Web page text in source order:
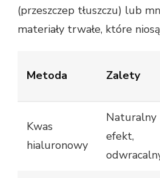
(przeszczep tłuszczu) lub
materiały trwałe, które
Metoda Zalety
Kwas
hialuronowy
Naturalny
efekt,